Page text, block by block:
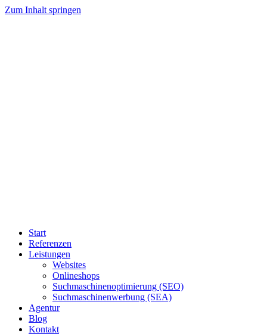
Zum Inhalt springen
Start
Referenzen
Leistungen
Websites
Onlineshops
Suchmaschinenoptimierung (SEO)
Suchmaschinenwerbung (SEA)
Agentur
Blog
Kontakt